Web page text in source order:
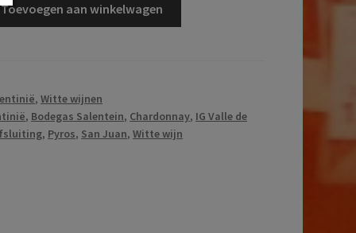
Toevoegen aan winkelwagen
,Witte wijnen
, Bodegas Salentein, Chardonnay, IG Valle de
, Pyros, San Juan,Witte wijn